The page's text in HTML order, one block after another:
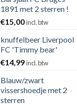
1891 met 2 sterren !
€15,00incl. btw
knuffelbeer Liverpool
FC 'Timmy bear'
€14,99incl. btw
Blauw/zwart
vissershoedje met 2
sterren